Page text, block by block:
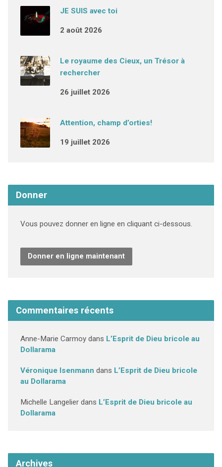
JE SUIS avec toi
2 août 2026
Le royaume des Cieux, un Trésor à
rechercher
26 juillet 2026
Attention, champ d’orties!
19 juillet 2026
Donner
Vous pouvez donner en ligne en cliquant ci-dessous.
Donner en ligne maintenant
Commentaires récents
Anne-Marie Carmoydans L’Esprit de Dieu bricole au
Dollarama
Véronique Isenmann dans L’Esprit de Dieu bricole
au Dollarama
Michelle Langelierdans L’Esprit de Dieu bricole au
Dollarama
Archives